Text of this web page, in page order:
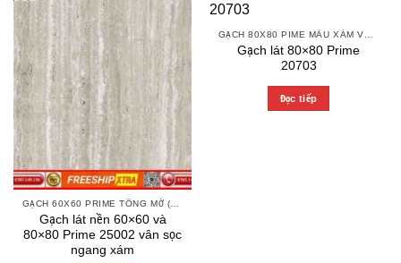
Gạch lát nền 60×60 và
80×80 Prime 25002 vân sọc
ngang xám
GẠCH 80X80 PIME MÀU XÁM VÀ CÁC MÀU VÂN SÁNG NHẸ
Gạch lát 80×80 Prime
20703
Đọc tiếp